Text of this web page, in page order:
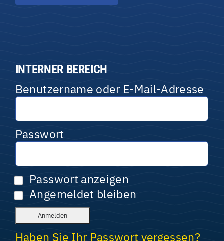
INTERNER BEREICH
Benutzername oder E-Mail-Adresse
Passwort
Passwort anzeigen
Angemeldet bleiben
Haben Sie Ihr Passwort vergessen?